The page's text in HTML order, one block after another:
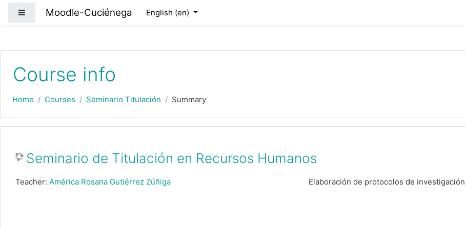
Side panel
Moodle-Cuciénega English ‎(en)‎
Course info
Home Courses Seminario Titulación Summary
Seminario de Titulación en Recursos Humanos
Elaboración de protocolos de investigación
Teacher: América Rosana Gutiérrez Zúñiga